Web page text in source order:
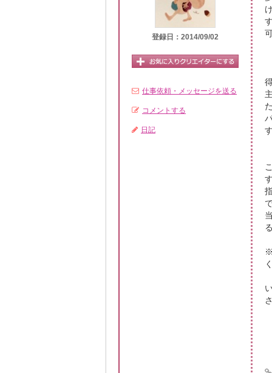
登録日：2014/09/02
仕事依頼・メッセージを送る
コメントする
日記